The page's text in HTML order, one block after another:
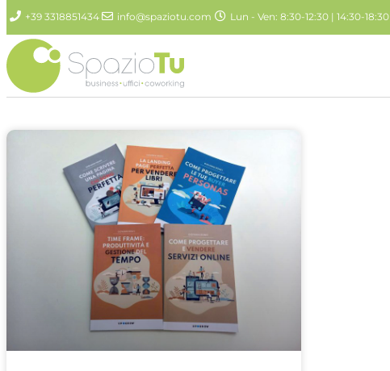
+39 3318851434 info@spaziotu.com Lun - Ven: 8:30-12:30 | 14:30-18:30